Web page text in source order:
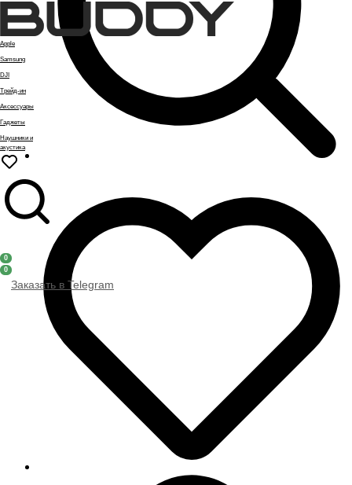
Apple
Samsung
DJI
Трейд-ин
Аксессуары
Гаджеты
Наушники и
акустика
0
0
Заказать в Telegram